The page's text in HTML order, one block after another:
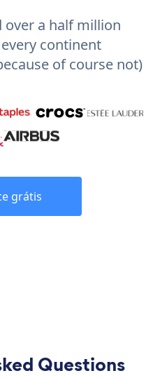
over a half million
continent
of course not)
grátis
Questions